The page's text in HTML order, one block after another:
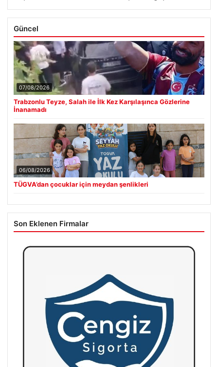
Güncel
07/08/2026
Trabzonlu Teyze, Salah ile İlk Kez Karşılaşınca Gözlerine
İnanamadı
06/08/2026
TÜGVA’dan çocuklar için meydan şenlikleri
Son Eklenen Firmalar